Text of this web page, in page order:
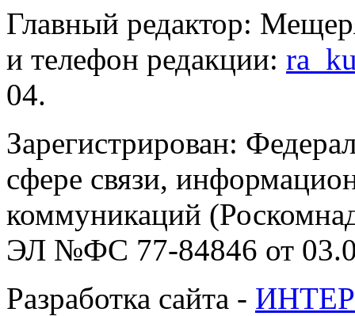
Главный редактор:
и телефон редакции:
04.
Зарегистрирован:
сфере связи,
коммуникаций
ЭЛ №ФС 77-84846 от
Разработка сайта -